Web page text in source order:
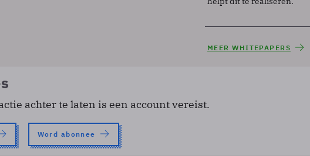
MEER WHITEPAPERS
achter te laten is een account vereist.
Word abonnee